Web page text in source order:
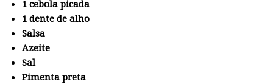
1 cebola picada
1 dente de alho
Salsa
Azeite
Sal
Pimenta preta